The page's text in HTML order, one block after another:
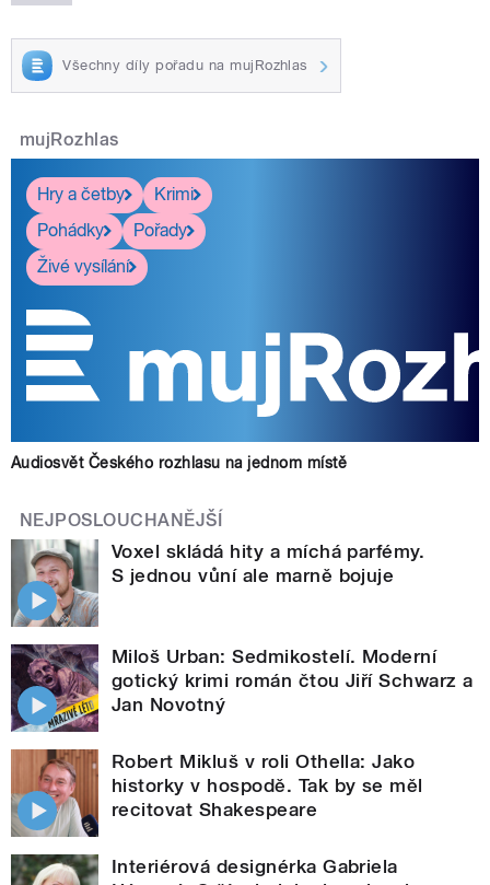
Všechny díly pořadu na mujRozhlas
mujRozhlas
Hry a četby
Krimi
Pohádky
Pořady
Živé vysílání
Audiosvět Českého rozhlasu na jednom místě
NEJPOSLOUCHANĚJŠÍ
Voxel skládá hity a míchá parfémy.
S jednou vůní ale marně bojuje
Miloš Urban: Sedmikostelí. Moderní
gotický krimi román čtou Jiří Schwarz a
Jan Novotný
Robert Mikluš v roli Othella: Jako
historky v hospodě. Tak by se měl
recitovat Shakespeare
Interiérová designérka Gabriela